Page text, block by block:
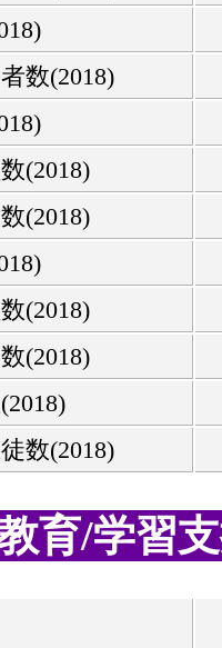
数(2018)
(2018)
(2018)
(2018)
(2018)
数(2018)
育/学習